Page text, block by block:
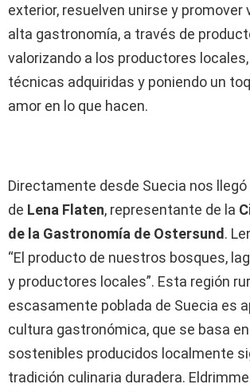
exterior, resuelven unirse y promover
alta gastronomía, a través de
valorizando a los productores
técnicas adquiridas y poniendo un
amor en lo que hacen.
Directamente desde Suecia nos
de Lena Flaten, representante de la
de la Gastronomía de Ostersund .
“El producto de nuestros bosques,
y productores locales”. Esta región
escasamente poblada de Suecia es
cultura gastronómica, que se basa
sostenibles producidos localmente
tradición culinaria duradera.